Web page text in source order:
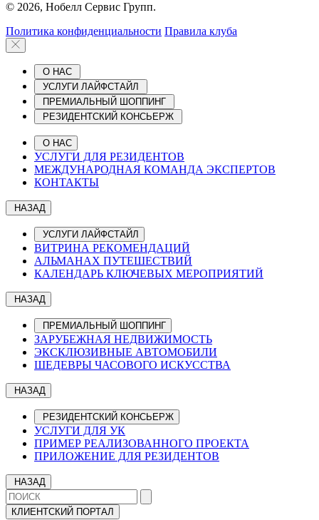
© 2026, Нобелл Сервис Групп.
Политика конфиденциальности Правила клуба
О НАС
УСЛУГИ ЛАЙФСТАЙЛ
ПРЕМИАЛЬНЫЙ ШОППИНГ
РЕЗИДЕНТСКИЙ КОНСЬЕРЖ
О НАС
УСЛУГИ ДЛЯ РЕЗИДЕНТОВ
МЕЖДУНАРОДНАЯ КОМАНДА ЭКСПЕРТОВ
КОНТАКТЫ
НАЗАД
УСЛУГИ ЛАЙФСТАЙЛ
ВИТРИНА РЕКОМЕНДАЦИЙ
АЛЬМАНАХ ПУТЕШЕСТВИЙ
КАЛЕНДАРЬ КЛЮЧЕВЫХ МЕРОПРИЯТИЙ
НАЗАД
ПРЕМИАЛЬНЫЙ ШОППИНГ
ЗАРУБЕЖНАЯ НЕДВИЖИМОСТЬ
ЭКСКЛЮЗИВНЫЕ АВТОМОБИЛИ
ШЕДЕВРЫ ЧАСОВОГО ИСКУССТВА
НАЗАД
РЕЗИДЕНТСКИЙ КОНСЬЕРЖ
УСЛУГИ ДЛЯ УК
ПРИМЕР РЕАЛИЗОВАННОГО ПРОЕКТА
ПРИЛОЖЕНИЕ ДЛЯ РЕЗИДЕНТОВ
НАЗАД
КЛИЕНТСКИЙ ПОРТАЛ